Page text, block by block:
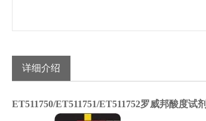
详细介绍
ET511750/ET511751/ET511752罗威邦酸度试剂